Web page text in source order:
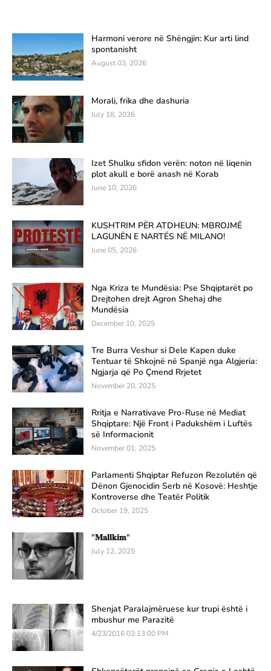
Harmoni verore në Shëngjin: Kur arti lind
spontanisht
August 03, 2026
Morali, frika dhe dashuria
July 18, 2026
Izet Shulku sfidon verën: noton në liqenin
plot akull e borë anash në Korab
June 10, 2026
KUSHTRIM PËR ATDHEUN: MBROJMË
LAGUNËN E NARTËS NË MILANO!
June 05, 2026
Nga Kriza te Mundësia: Pse Shqiptarët po
Drejtohen drejt Agron Shehaj dhe
Mundësia
December 10, 2025
Tre Burra Veshur si Dele Kapen duke
Tentuar të Shkojnë në Spanjë nga Algjeria:
Ngjarja që Po Çmend Rrjetet
November 20, 2025
Rritja e Narrativave Pro-Ruse në Mediat
Shqiptare: Një Front i Padukshëm i Luftës
së Informacionit
November 01, 2025
Parlamenti Shqiptar Refuzon Rezolutën që
Dënon Gjenocidin Serb në Kosovë: Heshtje
Kontroverse dhe Teatër Politik
October 19, 2025
"𝐌𝐚𝐥𝐥𝐤𝐢𝐦"
July 12, 2025
Shenjat Paralajmëruese kur trupi është i
mbushur me Parazitë
4/23/2016 03:13:00 PM